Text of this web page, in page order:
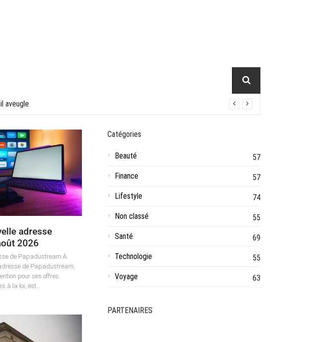
aveugle
adresse
2026
de Papadustream À
de Papadustream,
pour ses offres
à la loi, est…
Catégories
Beauté
57
Finance
57
Lifestyle
74
Non classé
55
Santé
69
Technologie
55
Voyage
63
PARTENAIRES